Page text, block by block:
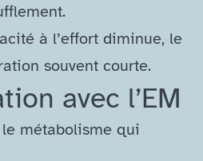
à l’effort diminue, le
souvent courte.
avec l’EM
le métabolisme qui